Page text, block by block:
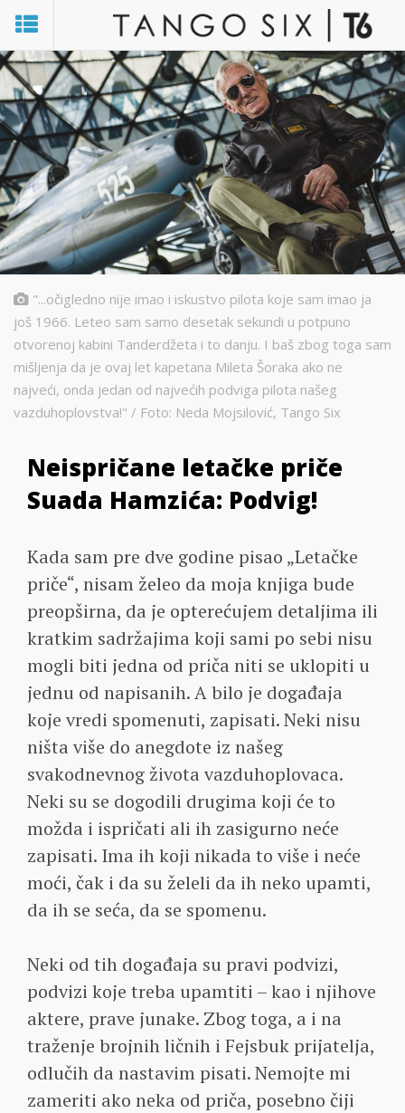
"...očigledno nije imao i iskustvo pilota koje sam imao ja
još 1966. Leteo sam samo desetak sekundi u potpuno
otvorenoj kabini Tanderdžeta i to danju. I baš zbog toga sam
mišljenja da je ovaj let kapetana Mileta Šoraka ako ne
najveći, onda jedan od najvećih podviga pilota našeg
vazduhoplovstva!" / Foto: Neda Mojsilović, Tango Six
Neispričane letačke priče
Suada Hamzića: Podvig!
Kada sam pre dve godine pisao „Letačke
priče“, nisam želeo da moja knjiga bude
preopširna, da je opterećujem detaljima ili
kratkim sadržajima koji sami po sebi nisu
mogli biti jedna od priča niti se uklopiti u
jednu od napisanih. A bilo je događaja
koje vredi spomenuti, zapisati. Neki nisu
ništa više do anegdote iz našeg
svakodnevnog života vazduhoplovaca.
Neki su se dogodili drugima koji će to
možda i ispričati ali ih zasigurno neće
zapisati. Ima ih koji nikada to više i neće
moći, čak i da su želeli da ih neko upamti,
da ih se seća, da se spomenu.
Neki od tih događaja su pravi podvizi,
podvizi koje treba upamtiti – kao i njihove
aktere, prave junake. Zbog toga, a i na
traženje brojnih ličnih i Fejsbuk prijatelja,
odlučih da nastavim pisati. Nemojte mi
zameriti ako neka od priča, posebno čiji